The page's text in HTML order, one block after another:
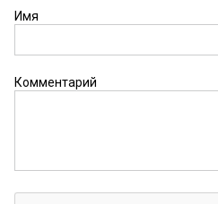
Имя
Комментарий